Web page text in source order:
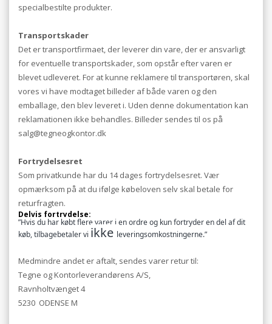
specialbestilte produkter.
Transportskader
Det er transportfirmaet, der leverer din vare, der er ansvarligt
for eventuelle transportskader, som opstår efter varen er
blevet udleveret. For at kunne reklamere til transportøren, skal
vores vi have modtaget billeder af både varen og den
emballage, den blev leveret i. Uden denne dokumentation kan
reklamationen ikke behandles. Billeder sendes til os på
salg@tegneogkontor.dk
Fortrydelsesret
Som privatkunde har du 14 dages fortrydelsesret. Vær
opmærksom på at du ifølge købeloven selv skal betale for
returfragten.
Delvis fortrydelse:
”Hvis du har købt flere varer i en ordre og kun fortryder en del af dit
køb, tilbagebetaler vi ikke leveringsomkostningerne.”
Medmindre andet er aftalt, sendes varer retur til:
Tegne og Kontorleverandørens A/S,
Ravnholtvænget 4
5230 ODENSE M